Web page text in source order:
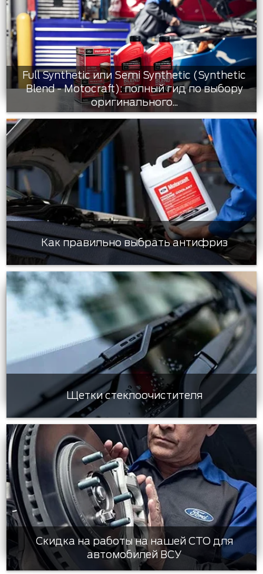
Full Synthetic или Semi Synthetic (Synthetic
Blend - Motocraft): полный гид по выбору
оригинального...
Как правильно выбрать антифриз
Щетки стеклоочистителя
Скидка на работы на нашей СТО для
автомобилей ВСУ